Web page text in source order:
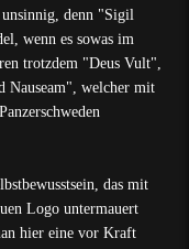
unsinnig, denn "Sigil
wenn es sowas im
trotzdem "Deus Vult",
Nauseam", welcher mit
das mit
Logo untermauert
hier eine vor Kraft